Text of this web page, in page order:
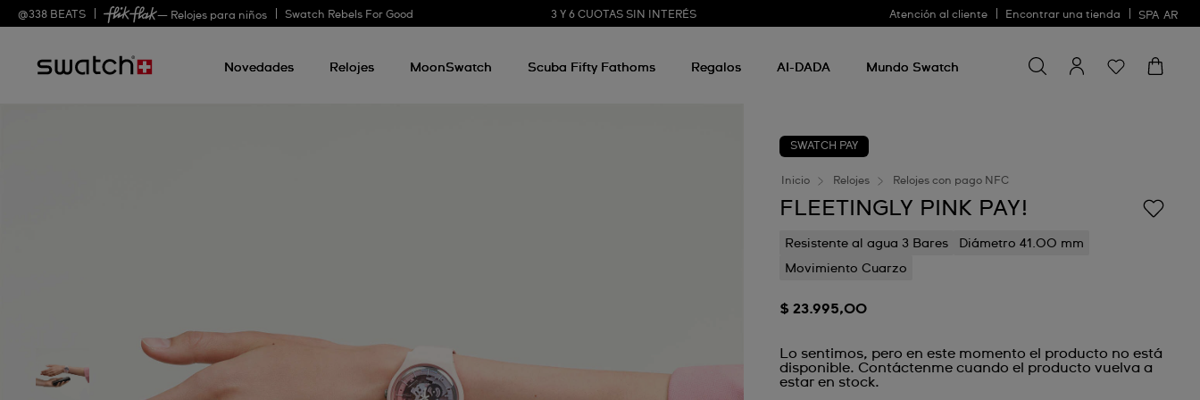
@338 BEATS — Relojes para niños Swatch Rebels For Good 3 Y 6 CUOTAS SIN INTERÉS Atención al cliente Encontrar una tienda SPA AR
Novedades Relojes MoonSwatch Scuba Fifty Fathoms Regalos AI-DADA Mundo Swatch
algo
SWATCH PAY
Inicio Relojes Relojes con pago NFC
FLEETINGLY PINK PAY!
Resistente al agua 3 Bares
Diámetro 41.00 mm
Movimiento Cuarzo
$ 23.995,00
Lo sentimos, pero en este momento el producto no está
disponible. Contáctenme cuando el producto vuelva a
estar en stock.